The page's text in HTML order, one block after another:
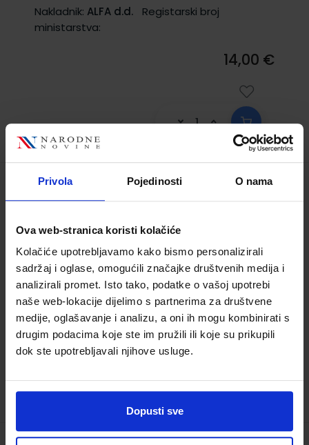
Privola Pojedinosti O nama
Ova web-stranica koristi kolačiće
Kolačiće upotrebljavamo kako bismo personalizirali
sadržaj i oglase, omogućili značajke društvenih medija i
analizirali promet. Isto tako, podatke o vašoj upotrebi
naše web-lokacije dijelimo s partnerima za društvene
medije, oglašavanje i analizu, a oni ih mogu kombinirati s
drugim podacima koje ste im pružili ili koje su prikupili
dok ste upotrebljavali njihove usluge.
Dopusti sve
Nakladnik: ALFA d.d.
Registarski broj
ministarstva:
14,00 €
Šifra proizvoda:596221
Autor(i):
Nakladnik:PROFIL KLETT d.o.o.
Registarski broj
ministarstva:
14,00 €